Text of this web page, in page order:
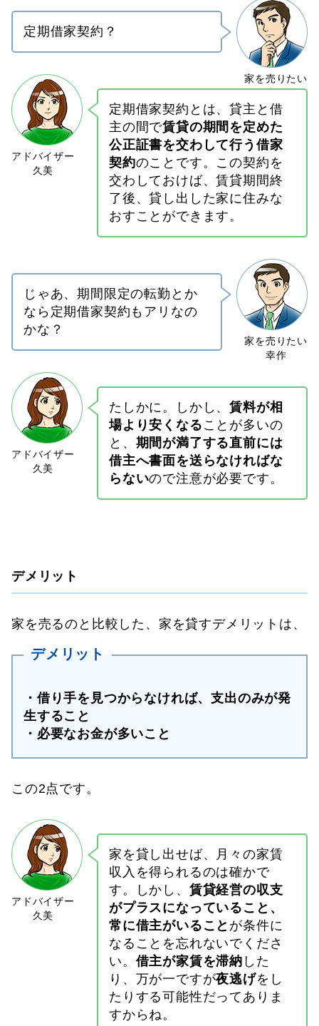
定期借家契約？
定期借家契約とは、貸主と借
主の間で賃貸の期間を定めた
公正証書を交わして行う借家
契約のことです。この契約を
交わしておけば、賃貸期間終
了後、貸し出した家に住みな
おすことができます。
じゃあ、期間限定の転勤とか
なら定期借家契約もアリなの
かな？
たしかに。しかし、賃料が相
場より安くなる ことが多いの
と、 期間が満了する直前には
借主へ書面を送らなければな
らないので注意が必要です。
デメリット
家を売るのと比較した、家を貸すデメリットは、
デメリット
・借り手を見つからなければ、支出のみが発
生すること
・必要なお金が多いこと
この2点です。
家を貸し出せば、月々の家賃
収入を得られるのは確かで
す。しかし、 賃貸経営の収支
がプラスになっていること、
常に借主がいること が条件に
なることを忘れないでくださ
い。 借主が家賃を滞納 した
り、万が一ですが夜逃げをし
たりする可能性だってありま
すからね。